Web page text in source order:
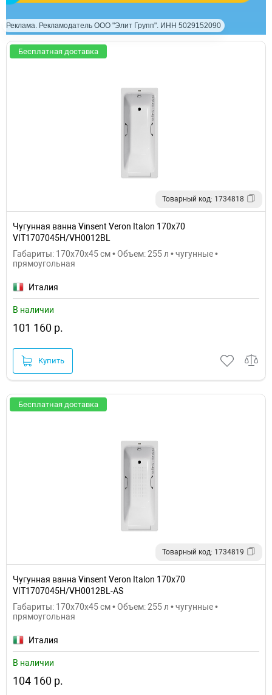
Реклама. Рекламодатель ООО "Элит Групп". ИНН 5029152090
Бесплатная доставка
Товарный код: 1734818
Чугунная ванна Vinsent Veron Italon 170x70
VIT1707045H/VH0012BL
Габариты: 170x70x45 см • Объем: 255 л • чугунные •
прямоугольная
Италия
В наличии
101 160 р.
Купить
Бесплатная доставка
Товарный код: 1734819
Чугунная ванна Vinsent Veron Italon 170x70
VIT1707045H/VH0012BL-AS
Габариты: 170x70x45 см • Объем: 255 л • чугунные •
прямоугольная
Италия
В наличии
104 160 р.